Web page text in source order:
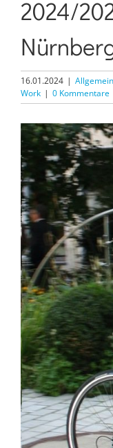
2024/
16.01.2024 | Allgemein
Work | 0 Kommentare
Zeige
grösseres
Bild